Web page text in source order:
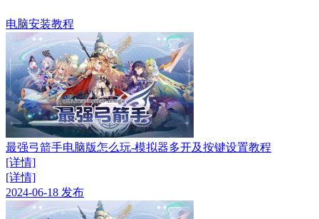
电脑安装教程
最强弓箭手电脑版怎么玩-模拟器多开及按键设置教程
[详情]
[详情]
2024-06-18 发布